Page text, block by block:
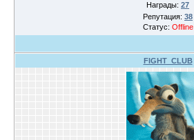
Награды: 27
Репутация: 38
Статус: Offline
FIGHT_CLUB